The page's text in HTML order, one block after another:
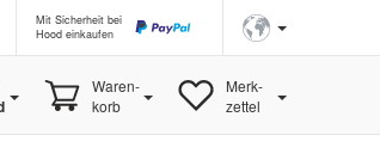
Mit Sicherheit bei
Hood einkaufen
Waren-
korb
Merk-
zettel